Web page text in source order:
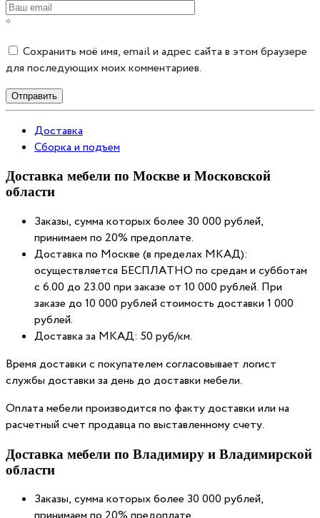
*
Сохранить моё имя, email и адрес сайта в этом браузере
для последующих моих комментариев.
Отправить
Доставка
Сборка и подъем
Доставка мебели по Москве и Московской
области
Заказы, сумма которых более 30 000 рублей,
принимаем по 20% предоплате.
Доставка по Москве (в пределах МКАД):
осуществляется БЕСПЛАТНО по средам и субботам
с 6.00 до 23.00 при заказе от 10 000 рублей. При
заказе до 10 000 рублей стоимость доставки 1 000
рублей.
Доставка за МКАД: 50 руб/км.
Время доставки с покупателем согласовывает логист
службы доставки за день до доставки мебели.
Оплата мебели производится по факту доставки или на
расчетный счет продавца по выставленному счету.
Доставка мебели по Владимиру и Владимирской
области
Заказы, сумма которых более 30 000 рублей,